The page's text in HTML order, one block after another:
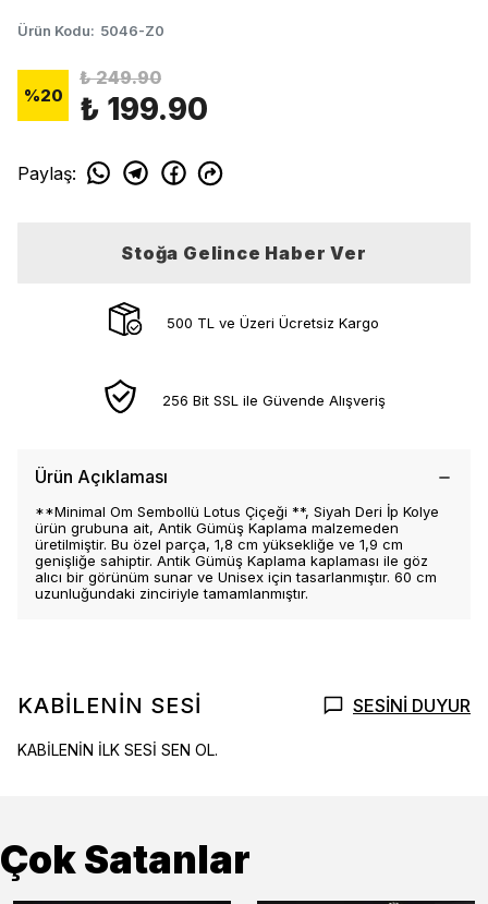
Ürün Kodu: 5046-Z0
%20
₺ 249.90
₺ 199.90
Paylaş:
Stoğa Gelince Haber Ver
500 TL ve Üzeri Ücretsiz Kargo
256 Bit SSL ile Güvende Alışveriş
Ürün Açıklaması
**Minimal Om Sembollü Lotus Çiçeği **, Siyah Deri İp Kolye
ürün grubuna ait, Antik Gümüş Kaplama malzemeden
üretilmiştir. Bu özel parça, 1,8 cm yüksekliğe ve 1,9 cm
genişliğe sahiptir. Antik Gümüş Kaplama kaplaması ile göz
alıcı bir görünüm sunar ve Unisex için tasarlanmıştır. 60 cm
uzunluğundaki zinciriyle tamamlanmıştır.
KABİLENİN SESİ SESİNİ DUYUR
KABİLENİN İLK SESİ SEN OL.
Çok Satanlar